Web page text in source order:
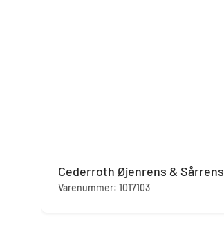
Cederroth Øjenrens & Sårrens
Varenummer: 1017103